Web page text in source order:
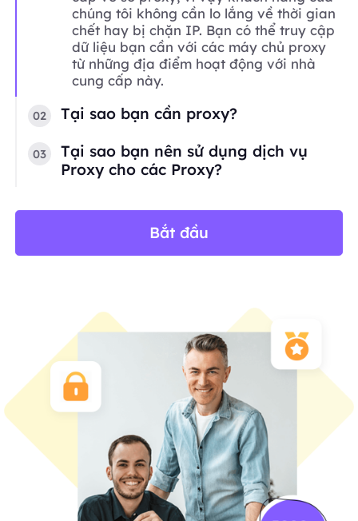
chúng tôi không cần lo lắng về thời gian
chết hay bị chặn IP. Bạn có thể truy cập
dữ liệu bạn cần với các máy chủ proxy
từ những địa điểm hoạt động với nhà
cung cấp này.
02 Tại sao bạn cần proxy?
03
Tại sao bạn nên sử dụng dịch vụ
Proxy cho các Proxy?
Bắt đầu